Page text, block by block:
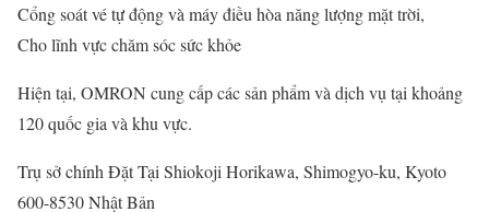
Cổng soát vé tự động và máy điều hòa năng lượng mặt trời,
Cho lĩnh vực chăm sóc sức khỏe
Hiện tại, OMRON cung cấp các sản phẩm và dịch vụ tại khoảng
120 quốc gia và khu vực.
Trụ sở chính Đặt Tại Shiokoji Horikawa, Shimogyo-ku, Kyoto
600-8530 Nhật Bản